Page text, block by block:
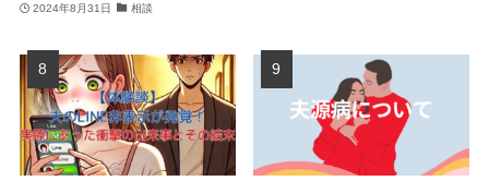
2024年8月31日 相談